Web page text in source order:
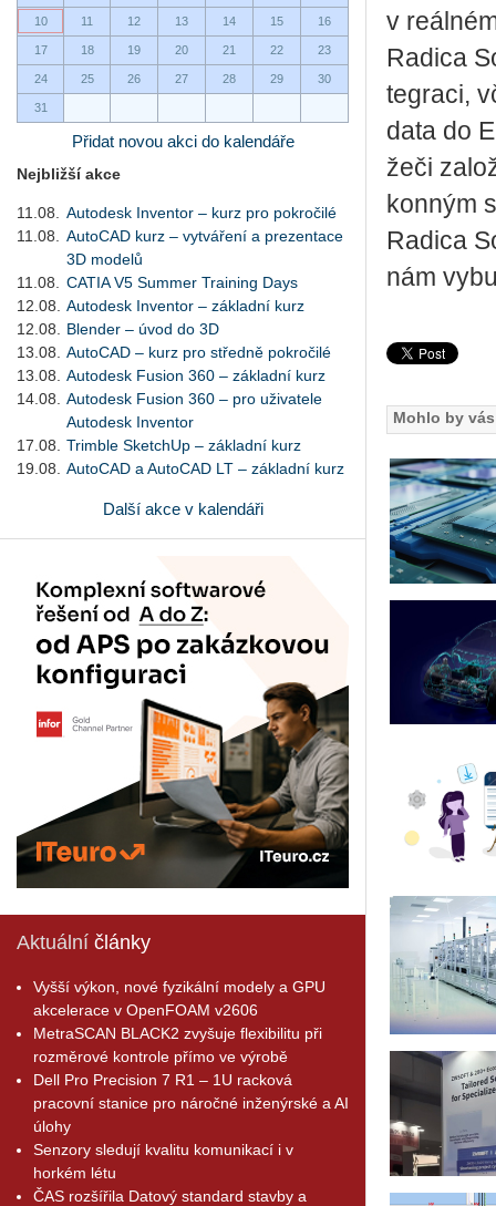
10 11 12 13 14 15 16
17 18 19 20 21 22 23
24 25 26 27 28 29 30
31
Přidat novou akci do kalendáře
Nejbližší akce
11.08.
Autodesk Inventor – kurz pro pokročilé
11.08.
AutoCAD kurz – vytváření a prezentace
3D modelů
11.08.
CATIA V5 Summer Training Days
12.08.
Autodesk Inventor – základní kurz
12.08.
Blender – úvod do 3D
13.08.
AutoCAD – kurz pro středně pokročilé
13.08.
Autodesk Fusion 360 – základní kurz
14.08.
Autodesk Fusion 360 – pro uživatele
Autodesk Inventor
17.08.
Trimble SketchUp – základní kurz
19.08.
AutoCAD a AutoCAD LT – základní kurz
Další akce v kalendáři
Aktuální články
Vyšší výkon, nové fyzikální modely a GPU
akcelerace v OpenFOAM v2606
MetraSCAN BLACK2 zvyšuje flexibilitu při
rozměrové kontrole přímo ve výrobě
Dell Pro Precision 7 R1 – 1U racková
pracovní stanice pro náročné inženýrské a AI
úlohy
Senzory sledují kvalitu komunikací i v
horkém létu
ČAS rozšířila Datový standard stavby a
v
Ra­di­ca
te­gra­ci,
data do
že­či
kon­ným
Ra­di­ca
nám
Mohlo by